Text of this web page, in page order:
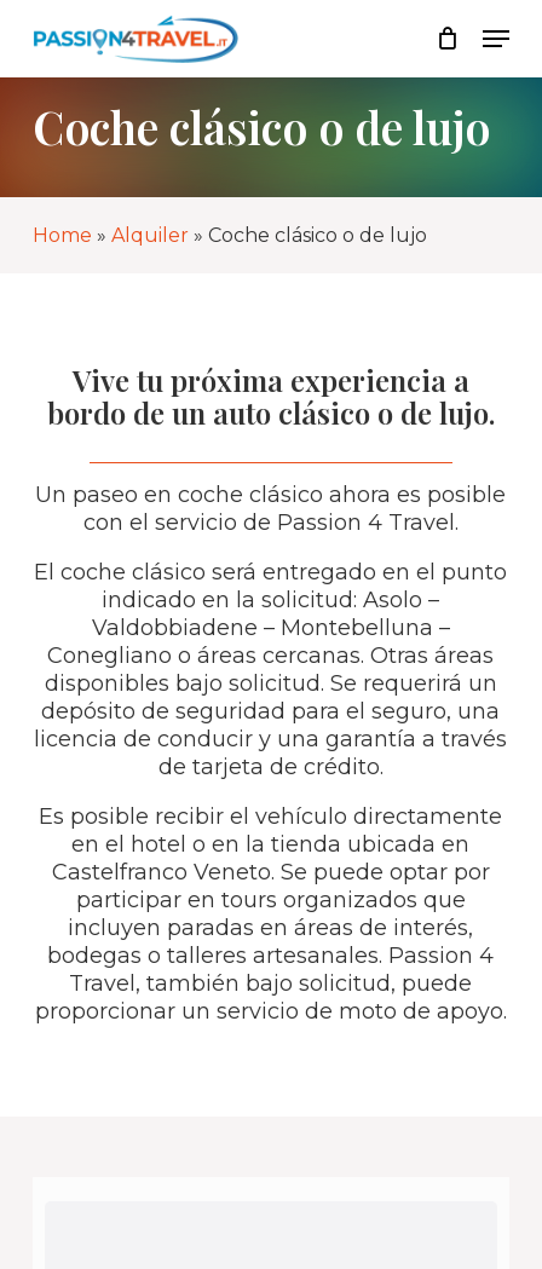
Lista Close
Coche clásico o de lujo
Home » Alquiler» Coche clásico o de lujo
Vive tu próxima experiencia a
bordo de un auto clásico o de lujo.
Un paseo en coche clásico ahora es posible
con el servicio de Passion 4 Travel.
El coche clásico será entregado en el punto
indicado en la solicitud: Asolo –
Valdobbiadene – Montebelluna –
Conegliano o áreas cercanas. Otras áreas
disponibles bajo solicitud. Se requerirá un
depósito de seguridad para el seguro, una
licencia de conducir y una garantía a través
de tarjeta de crédito.
Es posible recibir el vehículo directamente
en el hotel o en la tienda ubicada en
Castelfranco Veneto. Se puede optar por
participar en tours organizados que
incluyen paradas en áreas de interés,
bodegas o talleres artesanales. Passion 4
Travel, también bajo solicitud, puede
proporcionar un servicio de moto de apoyo.